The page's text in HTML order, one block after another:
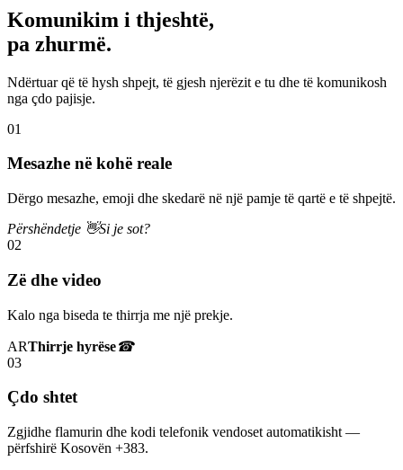
Komunikim i thjeshtë,
pa zhurmë.
Ndërtuar që të hysh shpejt, të gjesh njerëzit e tu dhe të komunikosh
nga çdo pajisje.
01
Mesazhe në kohë reale
Dërgo mesazhe, emoji dhe skedarë në një pamje të qartë e të shpejtë.
Përshëndetje 👋Si je sot?
02
Zë dhe video
Kalo nga biseda te thirrja me një prekje.
ARThirrje hyrëse☎
03
Çdo shtet
Zgjidhe flamurin dhe kodi telefonik vendoset automatikisht —
përfshirë Kosovën +383.